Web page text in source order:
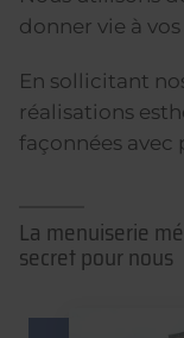
donner vie à
En sollicitant
réalisations
façonnées avec
La menuiserie
secret pour nous